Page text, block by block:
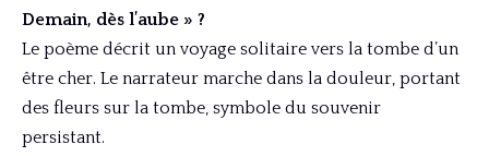
Demain, dès l’aube » ?
Le poème décrit un voyage solitaire vers la tombe d’un
être cher. Le narrateur marche dans la douleur, portant
des fleurs sur la tombe, symbole du souvenir
persistant.